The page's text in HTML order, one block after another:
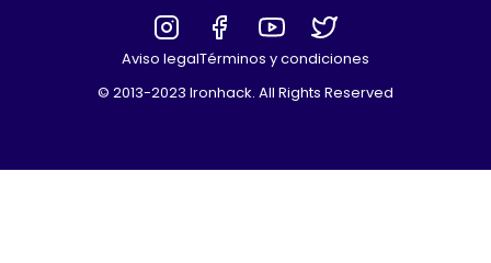
Aviso legalTérminos y condiciones
© 2013-2023 Ironhack. All Rights Reserved